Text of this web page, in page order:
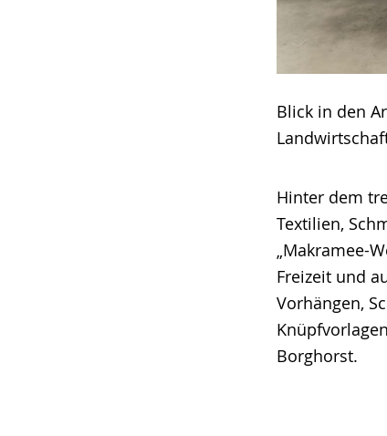
Blick in den
Hinter dem
Textilien,
„Makramee-
Freizeit und
Vorhängen,
Borghorst.